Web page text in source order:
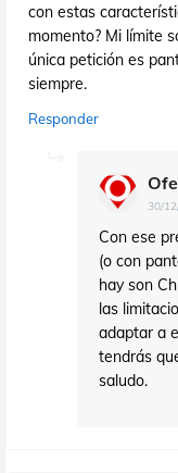
con estas
momento? Mi límite
única petición es
siempre.
Responder
30/
Con ese
(o con
hay son
las
adaptar a
tendrás
saludo.